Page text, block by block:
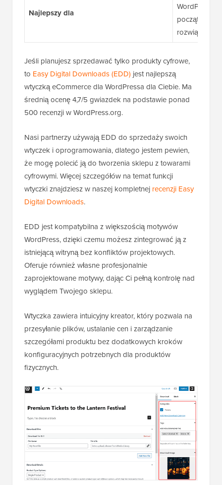
Najlepszy dla
WordPressie
rozwiązaniu
Jeśli planujesz sprzedawać tylko produkty cyfrowe,
to Easy Digital Downloads (EDD) jest najlepszą
wtyczką eCommerce dla WordPressa dla Ciebie. Ma
średnią ocenę 4,7/5 gwiazdek na podstawie ponad
500 recenzji w WordPress.org.
Nasi partnerzy używają EDD do sprzedaży swoich
wtyczek i oprogramowania, dlatego jestem pewien,
że mogę polecić ją do tworzenia sklepu z towarami
cyfrowymi. Więcej szczegółów na temat funkcji
wtyczki znajdziesz w naszej kompletnej recenzji Easy
Digital Downloads.
EDD jest kompatybilna z większością motywów
WordPress, dzięki czemu możesz zintegrować ją z
istniejącą witryną bez konfliktów projektowych.
Oferuje również własne profesjonalnie
zaprojektowane motywy, dając Ci pełną kontrolę nad
wyglądem Twojego sklepu.
Wtyczka zawiera intuicyjny kreator, który pozwala na
przesyłanie plików, ustalanie cen i zarządzanie
szczegółami produktu bez dodatkowych kroków
konfiguracyjnych potrzebnych dla produktów
fizycznych.